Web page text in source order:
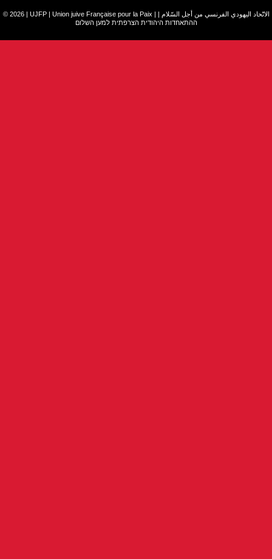
© 2026 | UJFP | Union juive Française pour la Paix | الاتّحاد اليهودي الفرنسي من أجل السّلام
ההתאחדות היהודית הצרפתית למען השלום